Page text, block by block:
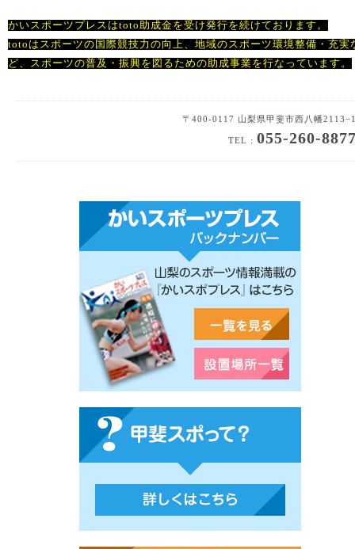
かいスポーツプレスはtoto助成金を受け発行を続けております。
totoは スポーツの国際競技力の向上、地域のスポーツ環境整備・充実
ど、スポーツの普及・振興を図るための助成事業を行なっています。
〒400-0117 山梨県甲斐市西八幡
TEL : 055-260-